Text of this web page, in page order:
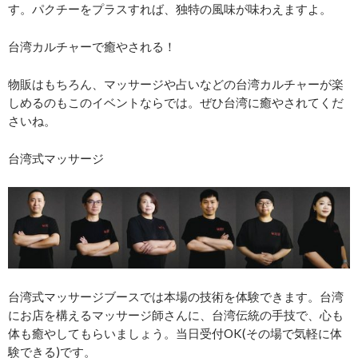
す。パクチーをプラスすれば、独特の風味が味わえますよ。
台湾カルチャーで癒やされる！
物販はもちろん、マッサージや占いなどの台湾カルチャーが楽
しめるのもこのイベントならでは。ぜひ台湾に癒やされてくだ
さいね。
台湾式マッサージ
台湾式マッサージブースでは本場の技術を体験できます。台湾
にお店を構えるマッサージ師さんに、台湾伝統の手技で、心も
体も癒やしてもらいましょう。当日受付OK(その場で気軽に体
験できる)です。